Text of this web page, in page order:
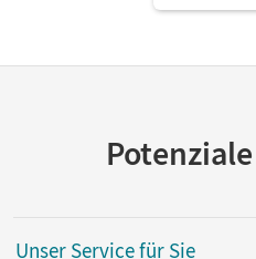
Unser Service für Sie